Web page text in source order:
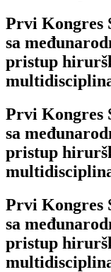
Prvi Kongres
sa
pristup
Prvi Kongres
sa
pristup
Prvi Kongres
sa
pristup